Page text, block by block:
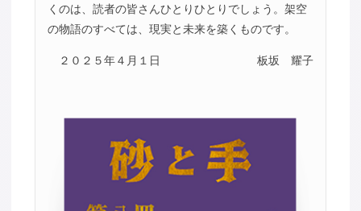
くのは、読者の皆さんひとりひとりでしょう。架空
の物語のすべては、現実と未来を築くものです。
２０２５年４月１日 板坂 耀子